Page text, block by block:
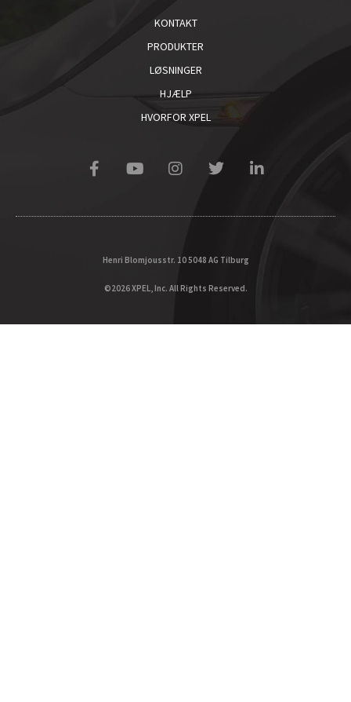
KONTAKT
PRODUKTER
LØSNINGER
HJÆLP
HVORFOR XPEL
Henri Blomjousstr. 10 5048 AG Tilburg
©2026 XPEL, Inc. All Rights Reserved.